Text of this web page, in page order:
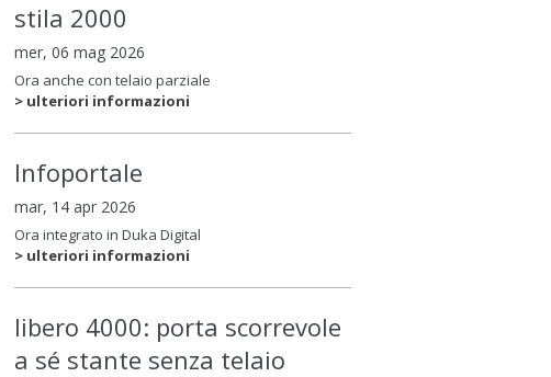
stila 2000
mer, 06 mag 2026
Ora anche con telaio parziale
> ulteriori informazioni
Infoportale
mar, 14 apr 2026
Ora integrato in Duka Digital
> ulteriori informazioni
libero 4000: porta scorrevole
a sé stante senza telaio